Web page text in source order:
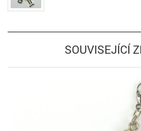
SOUVISEJÍCÍ